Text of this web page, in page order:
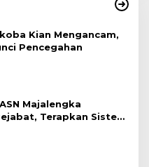
Kian Mengancam,
Pencegahan
Majalengka
Terapkan Sistem